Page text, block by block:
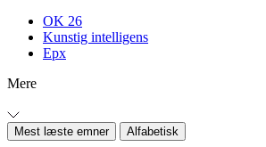
OK 26
Kunstig intelligens
Epx
Mere
Mest læste emner Alfabetisk